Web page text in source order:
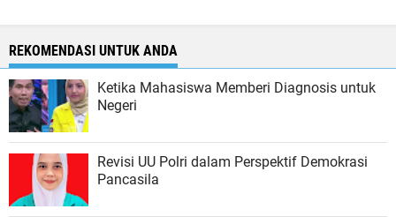
REKOMENDASI UNTUK ANDA
Ketika Mahasiswa Memberi Diagnosis untuk
Negeri
Revisi UU Polri dalam Perspektif Demokrasi
Pancasila